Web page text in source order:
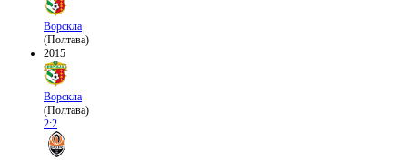
Ворскла
(Полтава)
2015
Ворскла
(Полтава)
2:2